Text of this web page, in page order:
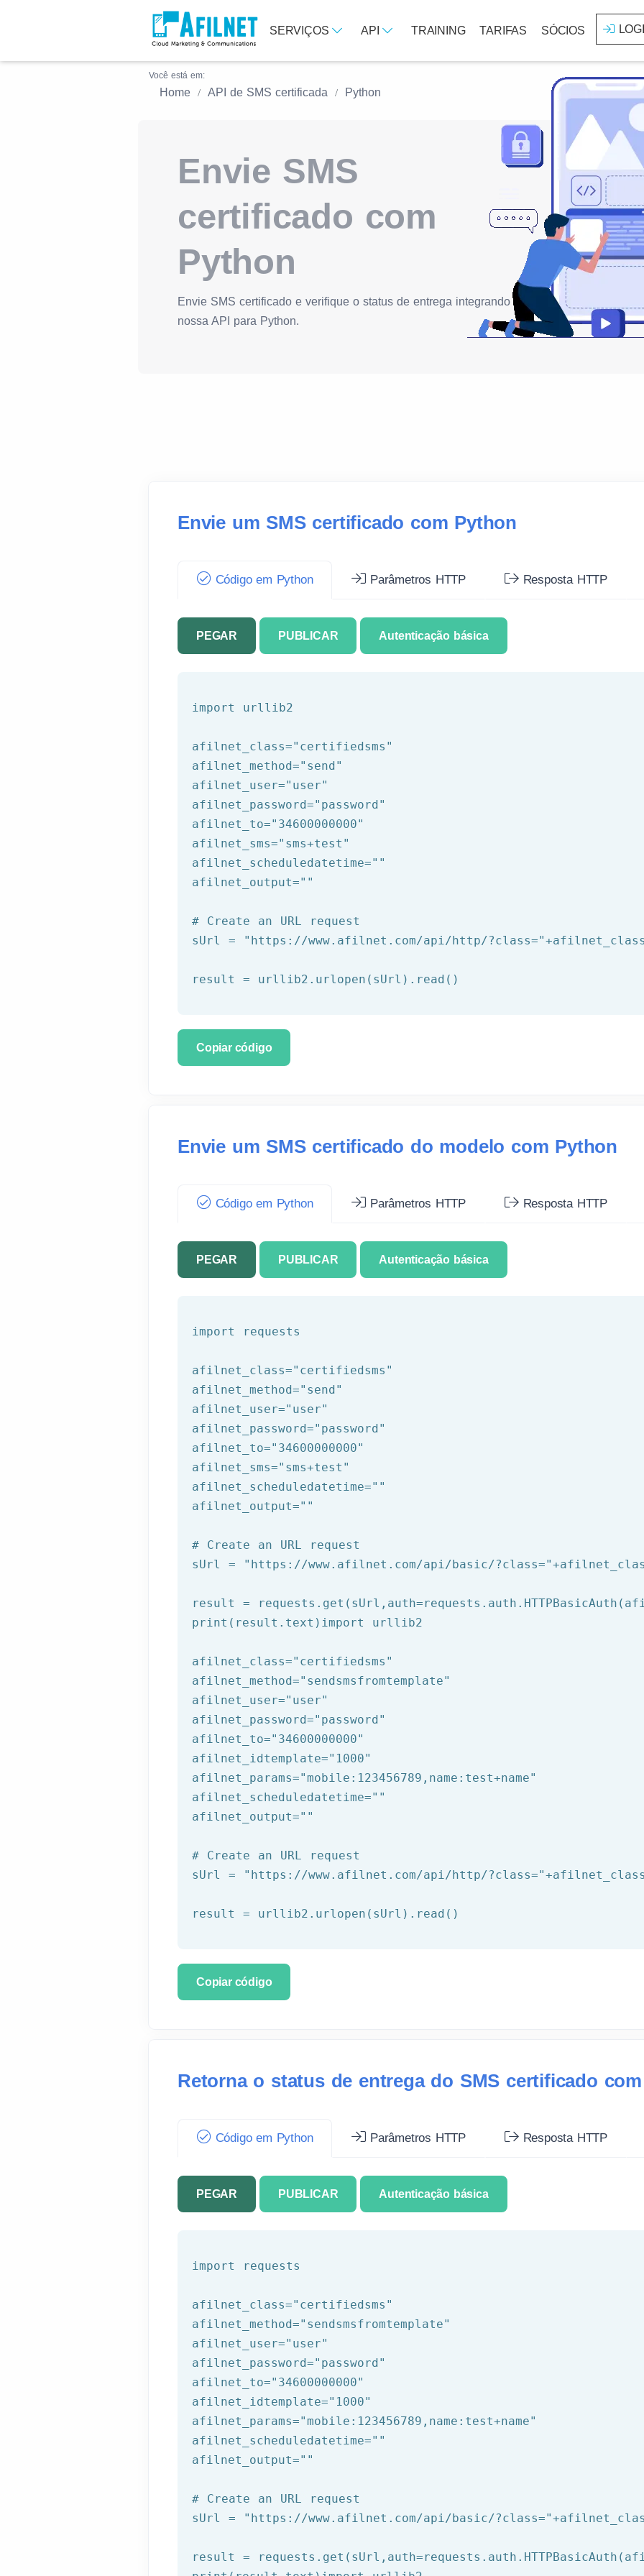
SERVIÇOS API TRAINING TARIFAS SÓCIOS
Você está em:
Home API de SMS certificada Python
Envie SMS
certificado com
Python
Envie SMS certificado e verifique o status de entrega integrando
nossa API para Python.
Envie um SMS certificado com Python
Código em Python Parâmetros HTTP Resposta HTTP
PEGAR PUBLICAR Autenticação básica
import urllib2
afilnet_class="certifiedsms"
afilnet_method="send"
afilnet_user="user"
afilnet_password="password"
afilnet_to="34600000000"
afilnet_sms="sms+test"
afilnet_scheduledatetime=""
afilnet_output=""
# Create an URL request
sUrl =
"https://www.afilnet.com/api/http/?class="
Copiar código
Envie um SMS certificado do modelo com Python
Código em Python Parâmetros HTTP Resposta HTTP
PEGAR PUBLICAR Autenticação básica
import requests
afilnet_class="certifiedsms"
afilnet_method="send"
afilnet_user="user"
afilnet_password="password"
afilnet_to="34600000000"
afilnet_sms="sms+test"
afilnet_scheduledatetime=""
afilnet_output=""
# Create an URL request
sUrl =
"https://www.afilnet.com/api/basic/?class="
result =
print(result.text)import urllib2
afilnet_class="certifiedsms"
afilnet_method="sendsmsfromtemplate"
afilnet_user="user"
afilnet_password="password"
afilnet_to="34600000000"
afilnet_idtemplate="1000"
afilnet_params="mobile:123456789,name:test+name"
afilnet_scheduledatetime=""
afilnet_output=""
# Create an URL request
sUrl =
"https://www.afilnet.com/api/http/?class="
Copiar código
Retorna o status de entrega do SMS certificado
Código em Python Parâmetros HTTP Resposta HTTP
PEGAR PUBLICAR Autenticação básica
import requests
afilnet_class="certifiedsms"
afilnet_method="sendsmsfromtemplate"
afilnet_user="user"
afilnet_password="password"
afilnet_to="34600000000"
afilnet_idtemplate="1000"
afilnet_params="mobile:123456789,name:test+name"
afilnet_scheduledatetime=""
afilnet_output=""
# Create an URL request
sUrl =
"https://www.afilnet.com/api/basic/?class="
result =